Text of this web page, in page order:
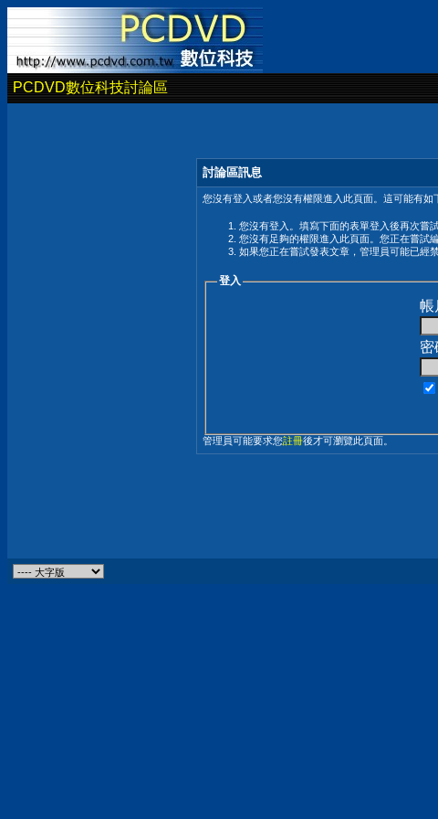
PCDVD數位科技討論區
討論區訊息
您沒有登入或者您沒有權限進入此頁面。這可能有如
您沒有登入。填寫下面的表單登入後再次嘗試
您沒有足夠的權限進入此頁面。您正在嘗試
如果您正在嘗試發表文章，管理員可能已經
登入
帳
密
管理員可能要求您註冊後才可瀏覽此頁面。